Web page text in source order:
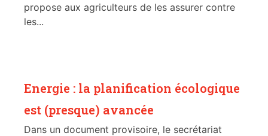
propose aux agriculteurs de les assurer contre
les...
Energie : la planification écologique
est (presque) avancée
Dans un document provisoire, le secrétariat